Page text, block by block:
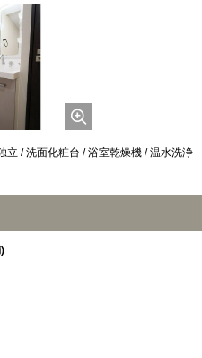
立 / 洗面化粧台 / 浴室乾燥機 / 温水洗浄